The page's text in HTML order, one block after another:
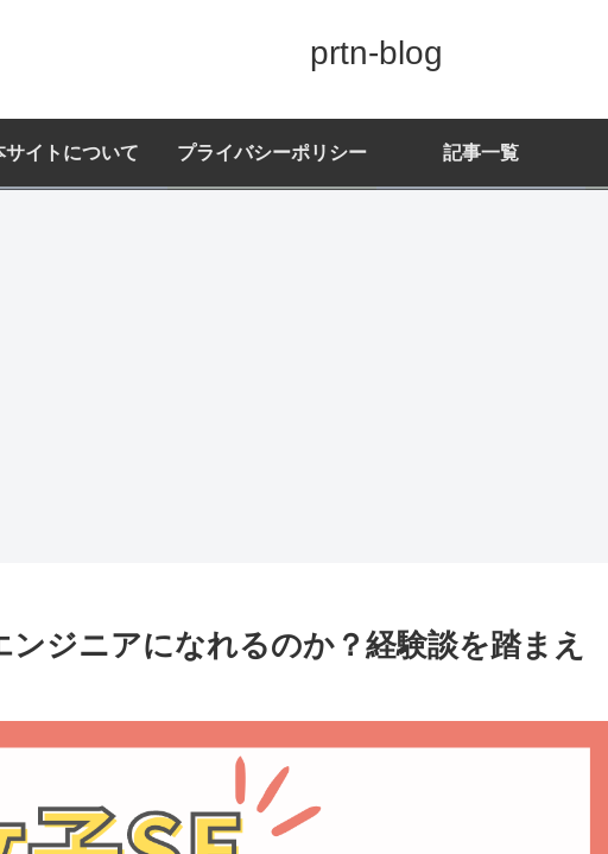
prtn-blog
サイトについて プライバシーポリシー 記事一覧
ジニアになれるのか？経験談を踏まえ